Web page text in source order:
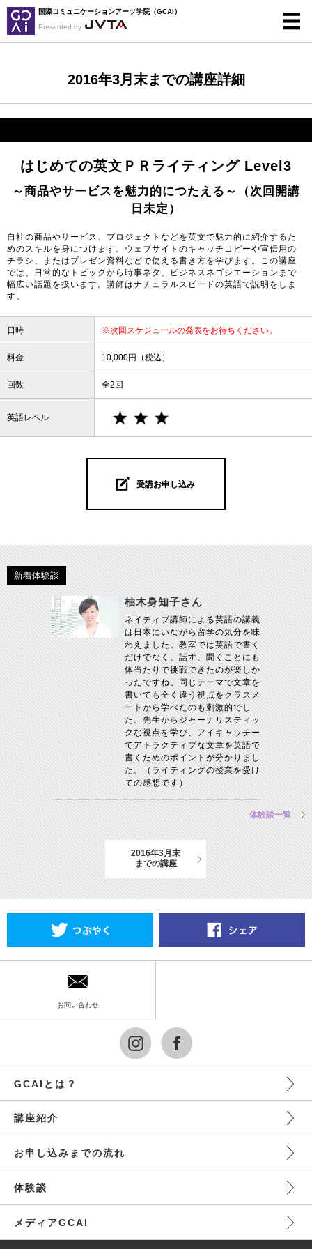
国際コミュニケーションアーツ学院（GCAI）
Presented by
2016年3月末までの講座詳細
はじめての英文ＰＲライティング Level3
～商品やサービスを魅力的につたえる～（次回開講
日未定）
自社の商品やサービス、プロジェクトなどを英文で魅力的に紹介するた
めのスキルを身につけます。ウェブサイトのキャッチコピーや宣伝用の
チラシ、またはプレゼン資料などで使える書き方を学びます。この講座
では、日常的なトピックから時事ネタ、ビジネスネゴシエーションまで
幅広い話題を扱います。講師はナチュラルスピードの英語で説明をしま
す。
日時 ※次回スケジュールの発表をお待ちください。
料金 10,000円（税込）
回数 全2回
英語レベル
受講お申し込み
新着体験談
柚木身知子さん
ネイティブ講師による英語の講義
は日本にいながら留学の気分を味
わえました。教室では英語で書く
だけでなく、話す、聞くことにも
体当たりで挑戦できたのが楽しか
ったですね。同じテーマで文章を
書いても全く違う視点をクラスメ
ートから学べたのも刺激的でし
た。先生からジャーナリスティッ
クな視点を学び、アイキャッチー
でアトラクティブな文章を英語で
書くためのポイントが分かりまし
た。（ライティングの授業を受け
ての感想です）
体験談一覧
2016年3月末
までの講座
お問い合わせ
GCAIとは？
講座紹介
お申し込みまでの流れ
体験談
メディアGCAI